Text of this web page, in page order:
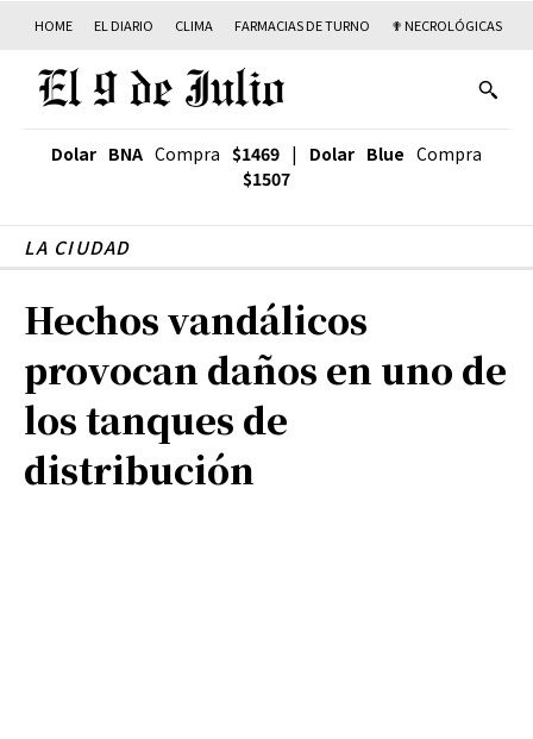
HOME EL DIARIO CLIMA FARMACIAS DE TURNO ✟ NECROLÓGICAS
Dolar BNA Compra $1469 | Dolar Blue Compra
$1507
LA CIUDAD
Hechos vandálicos
provocan daños en uno de
los tanques de
distribución